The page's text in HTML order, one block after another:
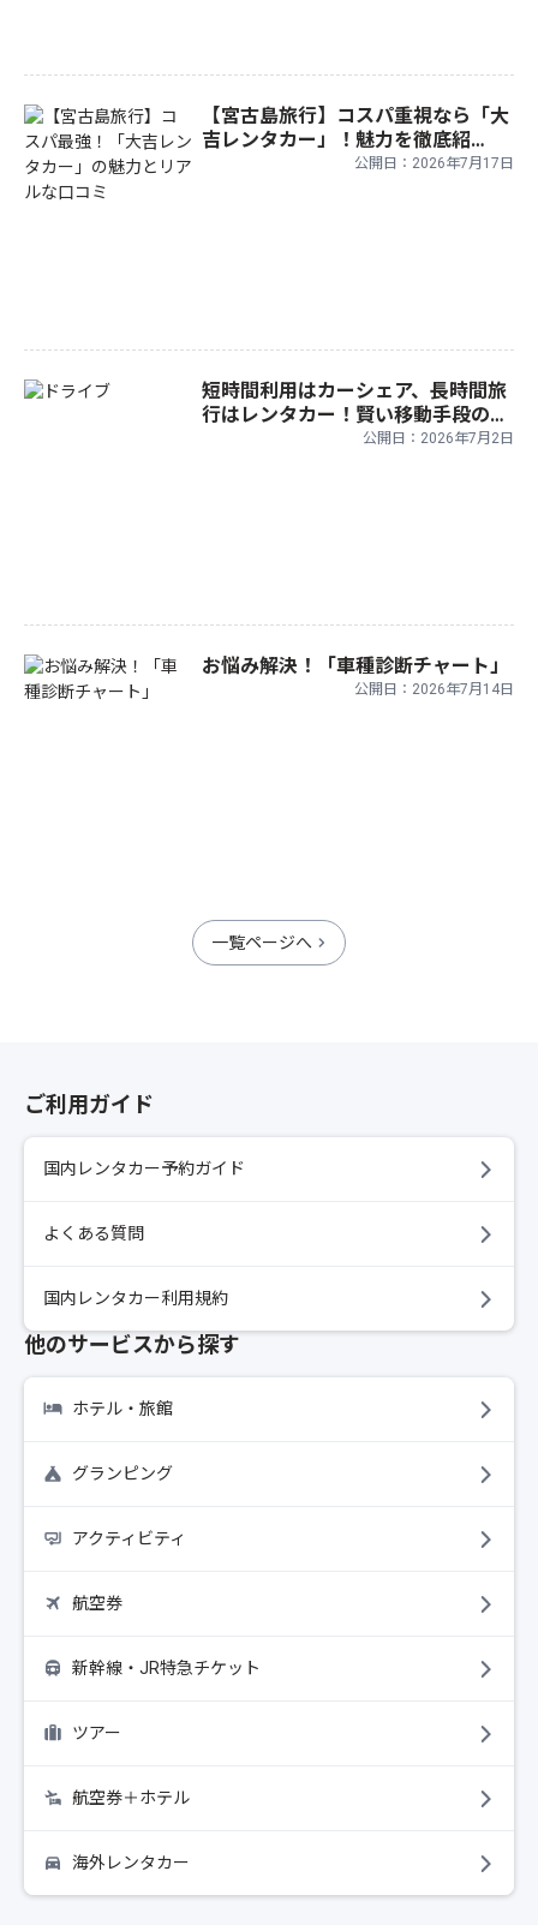
【宮古島旅行】コスパ重視なら「大
吉レンタカー」！魅力を徹底紹
公開日：2026年7月17日
短時間利用はカーシェア、長時間旅
行はレンタカー！賢い移動手段の使
公開日：2026年7月2日
お悩み解決！「車種診断チャート」
公開日：2026年7月14日
一覧ページへ
ご利用ガイド
国内レンタカー予約ガイド
よくある質問
国内レンタカー利用規約
他のサービスから探す
ホテル・旅館
グランピング
アクティビティ
航空券
新幹線・JR特急チケット
ツアー
航空券＋ホテル
海外レンタカー